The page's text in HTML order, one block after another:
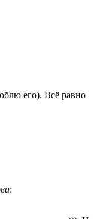
его). Всё равно
: